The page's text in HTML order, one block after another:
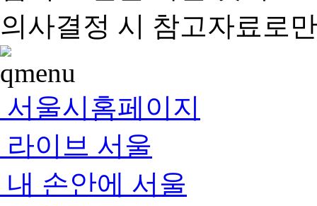
서울시홈페이지
라이브 서울
내 손안에 서울